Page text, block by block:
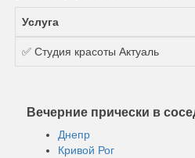
Услуга
✅ Студия красоты Актуаль
Вечерние прически в
Днепр
Кривой Рог